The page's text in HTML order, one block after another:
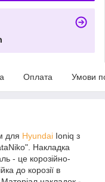
Оплата Умови
для Hyundai Ioniq з
Накладка
- це корозійно-
до корозії в